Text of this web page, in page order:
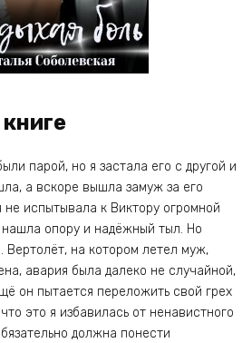
парой, но я застала его с другой и
а вскоре вышла замуж за его
не испытывала к Виктору огромной
опору и надёжный тыл. Но
Вертолёт, на котором летел муж,
авария была далеко не случайной,
он пытается переложить свой грех
это я избавилась от ненавистного
должна понести